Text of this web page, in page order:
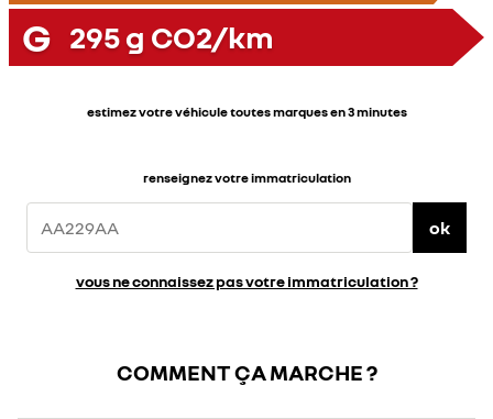
G 295g CO2/km
estimez votre véhicule toutes marques en 3 minutes
renseignez votre immatriculation
ok
vous ne connaissez pas votre immatriculation ?
COMMENT ÇA MARCHE ?